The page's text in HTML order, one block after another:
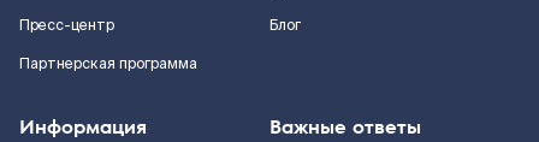
Пресс-центр
Партнерская программа
Блог
Информация Важные ответы